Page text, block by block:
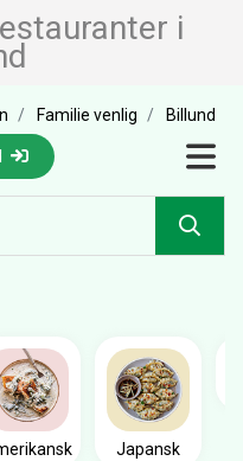
i
Familie venlig Billund
Japansk